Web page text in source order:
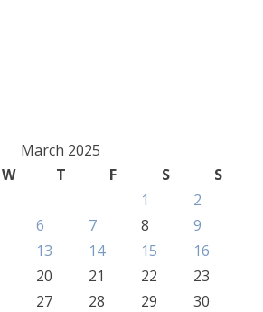
March 2025
W T F S
S
1
2
6 7 8
9
13 14 15
16
20 21 22
23
27 28 29
30